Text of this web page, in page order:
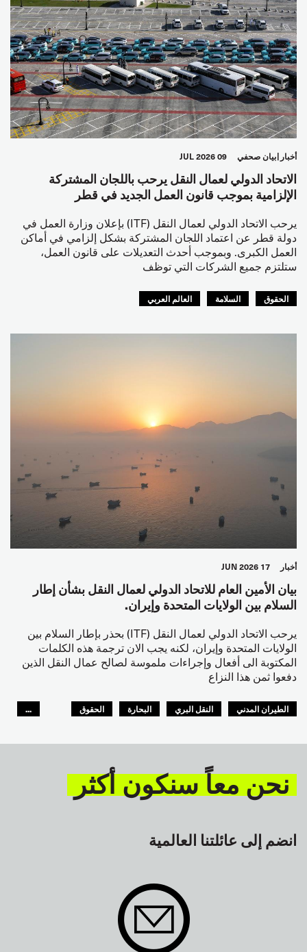
أخبار بيان صحفي 09 JUL 2026
الاتحاد الدولي لعمال النقل يرحب باللجان المشتركة
الإلزامية بموجب قانون العمل الجديد في قطر
يرحب الاتحاد الدولي لعمال النقل (ITF) بإعلان وزارة العمل في
دولة قطر عن اعتماد اللجان المشتركة بشكل إلزامي في أماكن
العمل الكبرى. وبموجب أحدث التعديلات على قانون العمل،
ستلتزم جميع الشركات التي توظف
الحقوق السلامة العالم العربي
أخبار 17 JUN 2026
بيان الأمين العام للاتحاد الدولي لعمال النقل بشأن إطار
السلام بين الولايات المتحدة وإيران.
يرحب الاتحاد الدولي لعمال النقل (ITF) بحذر بإطار السلام بين
الولايات المتحدة وإيران، لكنه يجب الان ترجمة هذه الكلمات
المكتوبة الى أفعال وإجراءات ملموسة لصالح عمال النقل الذين
دفعوا ثمن هذا النزاع
الطيران المدني النقل البري البحارة
الحقوق
...
نحن معاً سنكون أكثر
انضم إلى عائلتنا العالمية